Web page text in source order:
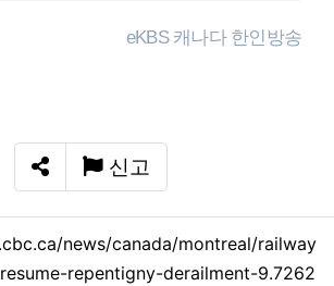
eKBS 캐나다 한인방송
SNS 공유
신고
news/canada/montreal/railway
repentigny-derailment-9.7262